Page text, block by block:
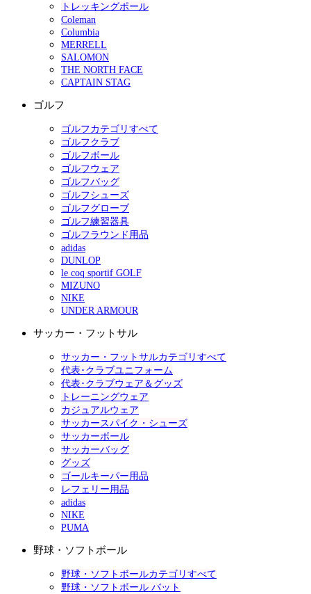
トレッキングポール
Coleman
Columbia
MERRELL
SALOMON
THE NORTH FACE
CAPTAIN STAG
ゴルフ
ゴルフカテゴリすべて
ゴルフクラブ
ゴルフボール
ゴルフウェア
ゴルフバッグ
ゴルフシューズ
ゴルフグローブ
ゴルフ練習器具
ゴルフラウンド用品
adidas
DUNLOP
le coq sportif GOLF
MIZUNO
NIKE
UNDER ARMOUR
サッカー・フットサル
サッカー・フットサルカテゴリすべて
代表･クラブユニフォーム
代表･クラブウェア＆グッズ
トレーニングウェア
カジュアルウェア
サッカースパイク・シューズ
サッカーボール
サッカーバッグ
グッズ
ゴールキーパー用品
レフェリー用品
adidas
NIKE
PUMA
野球・ソフトボール
野球・ソフトボールカテゴリすべて
野球・ソフトボール バット